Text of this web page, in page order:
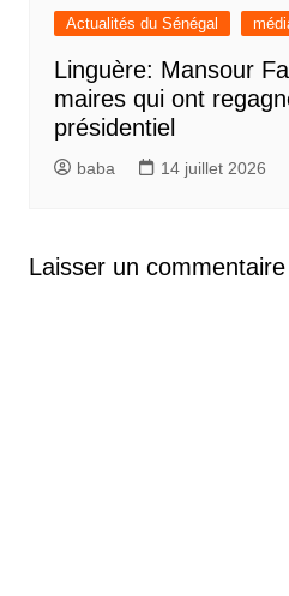
Actualités du Sénégal
Linguère: Mansour
maires qui ont
présidentiel
baba 14 juillet 2026
Laisser un commentaire